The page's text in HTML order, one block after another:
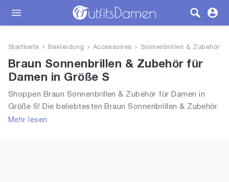
Bekleidung
Schuhe
Startseite Bekleidung Accessoires Sonnenbrillen & Zubehör
Braun Sonnenbrillen & Zubehör für
Damen in Größe S
Shoppen Braun Sonnenbrillen & Zubehör für Damen in
Größe S! Die beliebtesten Braun Sonnenbrillen & Zubehör.
Größe Auswahl an Braun Sonnenbrillen & Zubehör in
Mehr lesen